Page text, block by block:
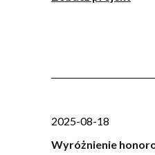
2025-08-18
Wyróżnienie